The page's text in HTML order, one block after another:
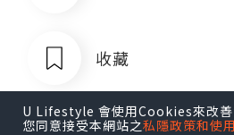
收藏
U Lifestyle 會使用Cookies來改善
您同意接受本網站之私隱政策和使